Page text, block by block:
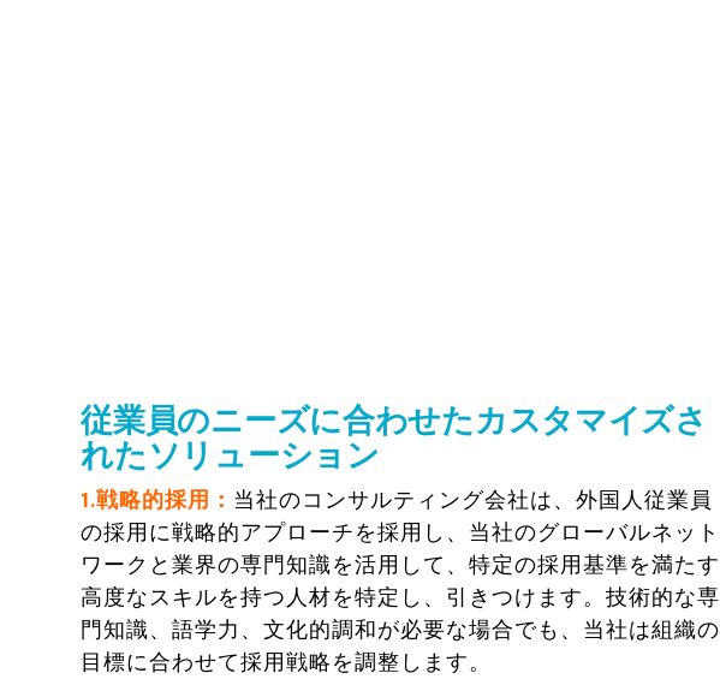
従業員のニーズに合わせたカスタマイズさ
れたソリューション
1.戦略的採用： 当社のコンサルティング会社は、外国人従業員
の採用に戦略的アプローチを採用し、当社のグローバルネット
ワークと業界の専門知識を活用して、特定の採用基準を満たす
高度なスキルを持つ人材を特定し、引きつけます。技術的な専
門知識、語学力、文化的調和が必要な場合でも、当社は組織の
目標に合わせて採用戦略を調整します。